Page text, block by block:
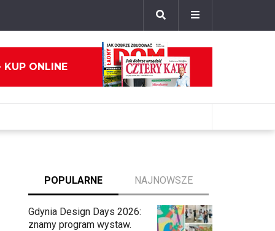
KUP ONLINE
POPULARNE NAJNOWSZE
Gdynia Design Days 2026:
znamy program wystaw.